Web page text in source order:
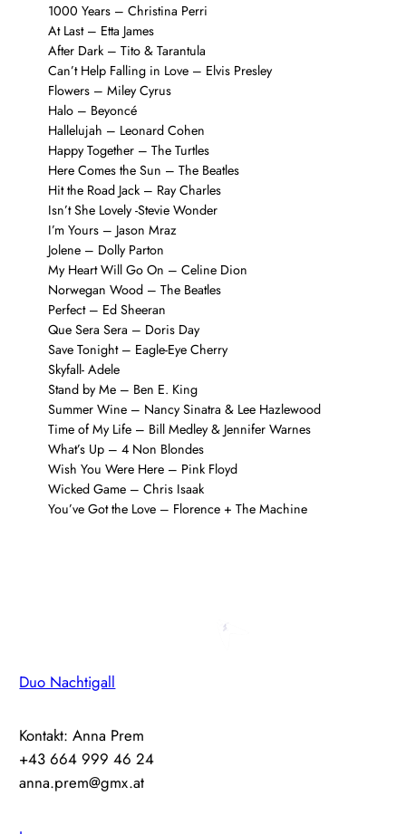
1000 Years – Christina Perri
At Last – Etta James
After Dark – Tito & Tarantula
Can’t Help Falling in Love – Elvis Presley
Flowers – Miley Cyrus
Halo – Beyoncé
Hallelujah – Leonard Cohen
Happy Together – The Turtles
Here Comes the Sun – The Beatles
Hit the Road Jack – Ray Charles
Isn’t She Lovely -Stevie Wonder
I’m Yours – Jason Mraz
Jolene – Dolly Parton
My Heart Will Go On – Celine Dion
Norwegan Wood – The Beatles
Perfect – Ed Sheeran
Que Sera Sera – Doris Day
Save Tonight – Eagle-Eye Cherry
Skyfall- Adele
Stand by Me – Ben E. King
Summer Wine – Nancy Sinatra & Lee Hazlewood
Time of My Life – Bill Medley & Jennifer Warnes
What’s Up – 4 Non Blondes
Wish You Were Here – Pink Floyd
Wicked Game – Chris Isaak
You’ve Got the Love – Florence + The Machine
Duo Nachtigall
Kontakt: Anna Prem
+43 664 999 46 24
anna.prem@gmx.at